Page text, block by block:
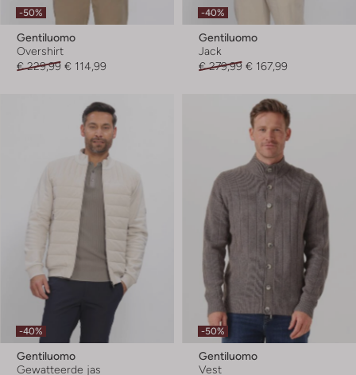
-50%
Gentiluomo
Overshirt
€ 229,99 € 114,99
-40%
Gentiluomo
Jack
€ 279,99 € 167,99
-40%
Gentiluomo
Gewatteerde jas
-50%
Gentiluomo
Vest